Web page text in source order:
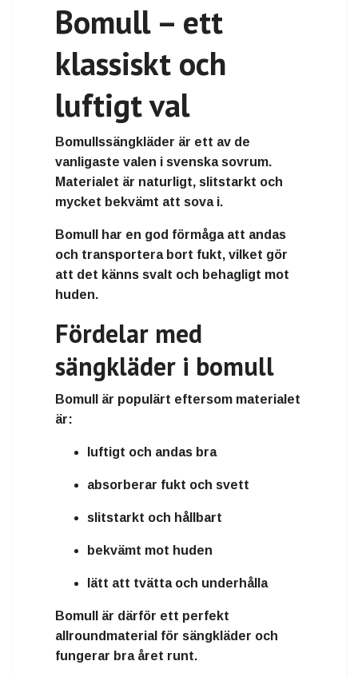
Bomull – ett
klassiskt och
luftigt val
Bomullssängkläder är ett av de
vanligaste valen i svenska sovrum.
Materialet är naturligt, slitstarkt och
mycket bekvämt att sova i.
Bomull har en god förmåga att andas
och transportera bort fukt, vilket gör
att det känns svalt och behagligt mot
huden.
Fördelar med
sängkläder i bomull
Bomull är populärt eftersom materialet
är:
luftigt och andas bra
absorberar fukt och svett
slitstarkt och hållbart
bekvämt mot huden
lätt att tvätta och underhålla
Bomull är därför ett perfekt
allroundmaterial för sängkläder och
fungerar bra året runt.